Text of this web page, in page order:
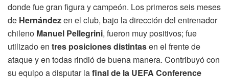
donde fue gran figura y campeón. Los primeros seis meses
de Hernándezen el club, bajo la dirección del entrenador
chileno Manuel Pellegrini, fueron muy positivos; fue
utilizado en tres posiciones distintasen el frente de
ataque y en todas rindió de buena manera. Contribuyó con
su equipo a disputar lafinal de la UEFA Conference